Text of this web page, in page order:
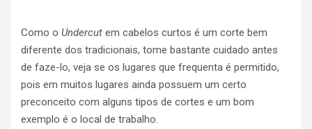
Como o Undercut em cabelos curtos é um corte bem
diferente dos tradicionais, tome bastante cuidado antes
de faze-lo, veja se os lugares que frequenta é permitido,
pois em muitos lugares ainda possuem um certo
preconceito com alguns tipos de cortes e um bom
exemplo é o local de trabalho.